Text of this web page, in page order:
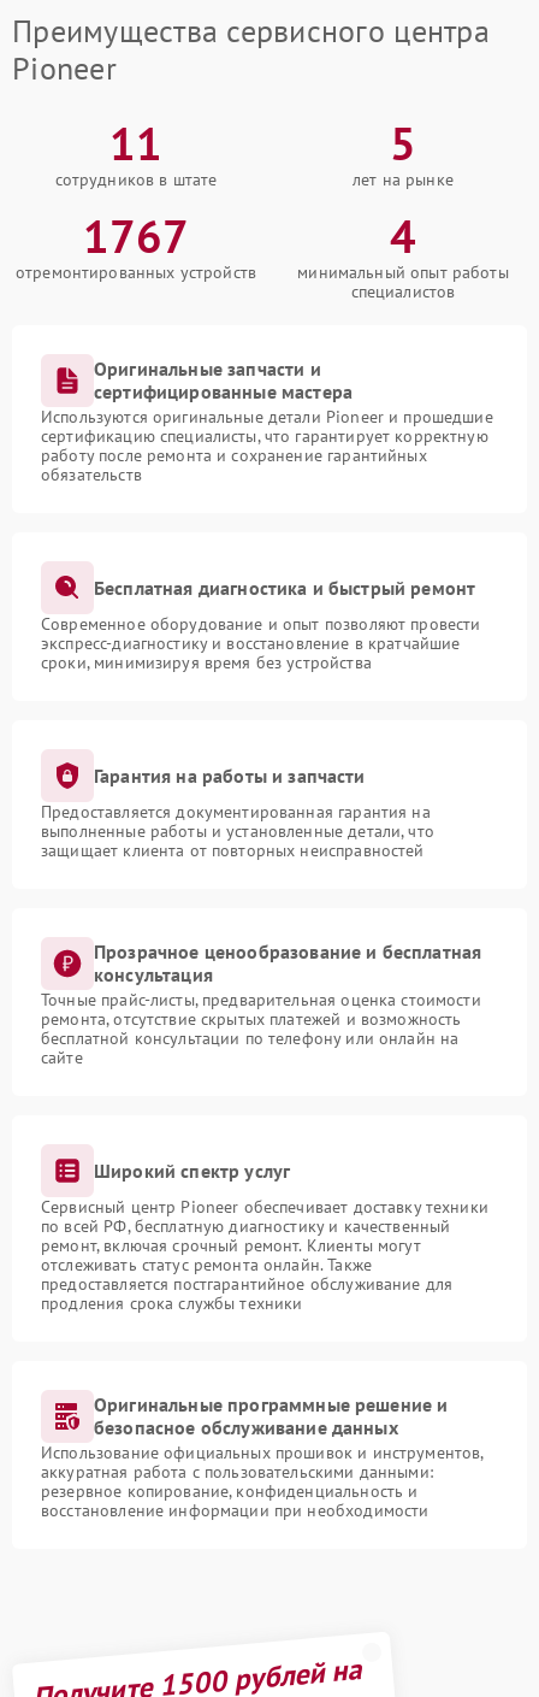
Преимущества сервисного центра
Pioneer
11
сотрудников в штате
5
лет на рынке
1767
отремонтированных устройств
4
минимальный опыт работы
специалистов
Оригинальные запчасти и
сертифицированные мастера
Используются оригинальные детали Pioneer и прошедшие
сертификацию специалисты, что гарантирует корректную
работу после ремонта и сохранение гарантийных
обязательств
Бесплатная диагностика и быстрый ремонт
Современное оборудование и опыт позволяют провести
экспресс-диагностику и восстановление в кратчайшие
сроки, минимизируя время без устройства
Гарантия на работы и запчасти
Предоставляется документированная гарантия на
выполненные работы и установленные детали, что
защищает клиента от повторных неисправностей
Прозрачное ценообразование и бесплатная
консультация
Точные прайс-листы, предварительная оценка стоимости
ремонта, отсутствие скрытых платежей и возможность
бесплатной консультации по телефону или онлайн на
сайте
Широкий спектр услуг
Сервисный центр Pioneer обеспечивает доставку техники
по всей РФ, бесплатную диагностику и качественный
ремонт, включая срочный ремонт. Клиенты могут
отслеживать статус ремонта онлайн. Также
предоставляется постгарантийное обслуживание для
продления срока службы техники
Оригинальные программные решение и
безопасное обслуживание данных
Использование официальных прошивок и инструментов,
аккуратная работа с пользовательскими данными:
резервное копирование, конфиденциальность и
восстановление информации при необходимости
Получите 1500 рублей на